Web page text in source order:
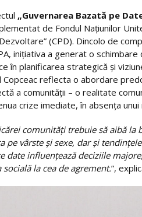
„Guvernarea Bazată pe
de Fondul Națiunilor
(CPD). Dincolo de
inițiativa a generat o schimbare
în planificarea strategică și
Copceac reflecta o abordare
a comunității – o realitate
crize imediate, în absența
comunități trebuie să aibă
pe vârste și sexe, dar și
date influențează deciziile
la cea de agrement.”,